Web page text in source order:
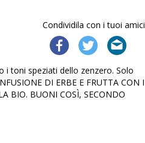
Condividila con i tuoi amici
i toni speziati dello zenzero. Solo
DI ERBE E FRUTTA CON I
BIO. BUONI COSÌ, SECONDO